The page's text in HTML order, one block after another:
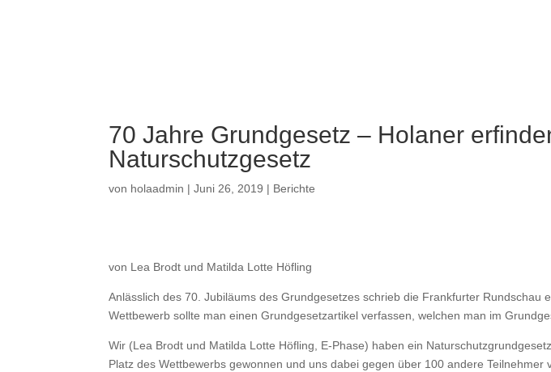
70 Jahre Grundgesetz – Holaner
Naturschutzgesetz
von holaadmin |Juni 26, 2019 | Berichte
von Lea Brodt und Matilda Lotte Höfling
Anlässlich des 70. Jubiläums des Grundgesetzes schrieb die Frankfurter Rundschau
Wettbewerb sollte man einen Grundgesetzartikel verfassen, welchen man im
Wir (Lea Brodt und Matilda Lotte Höfling, E-Phase) haben ein
Platz des Wettbewerbs gewonnen und uns dabei gegen über 100 andere Teilnehmer